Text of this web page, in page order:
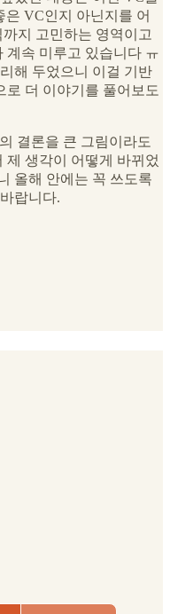
은 VC인지 아닌지를 어
지 고민하는 영역이고
계속 미루고 있습니다 ㅠ
해 두었으니 이걸 기반
로 더 이야기를 풀어보도
결론을 큰 그림이라도
제 생각이 어떻게 바뀌었
올해 안에는 꼭 쓰도록
랍니다.